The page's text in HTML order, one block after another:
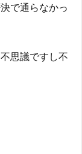
で通らなかっ
思議ですし不